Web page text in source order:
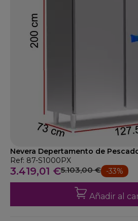
Nevera Depertamento de
Ref: 87-S1000PX
3.419,01 €5.103,00 € -33%
Añadir al